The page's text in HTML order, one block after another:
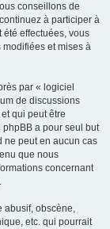
conseillons de
à participer à
effectuées, vous
et mises à
par « logiciel
de discussions
qui peut être
a pour seul but
ne peut en aucun cas
que nous
concernant
abusif, obscène,
etc. qui pourrait